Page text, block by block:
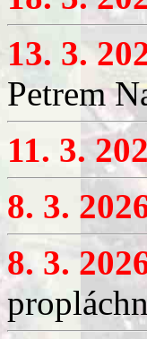
13. 3.
Petrem
11. 3.
8. 3.
8. 3.